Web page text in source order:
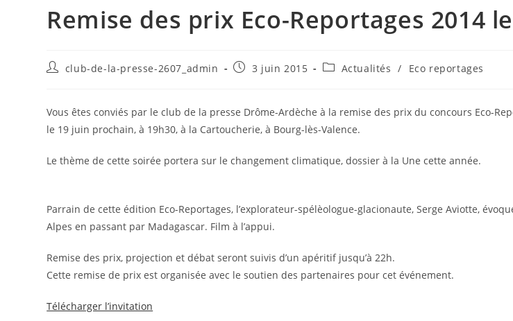
Remise des prix Eco-Reportages 2014
club-de-la-presse-2607_admin 3 juin 2015 Actualités / Eco reportages
Vous êtes conviés par le club de la presse Drôme-Ardèche à la remise des prix du concours Eco-
le 19 juin prochain, à 19h30, à la Cartoucherie, à Bourg-lès-Valence.
Le thème de cette soirée portera sur le changement climatique, dossier à la Une cette année.
Parrain de cette édition Eco-Reportages, l’explorateur-spélèologue-glacionaute, Serge Aviotte,
Alpes en passant par Madagascar. Film à l’appui.
Remise des prix, projection et débat seront suivis d’un apéritif jusqu’à 22h.
Cette remise de prix est organisée avec le soutien des partenaires pour cet événement.
Télécharger l’invitation